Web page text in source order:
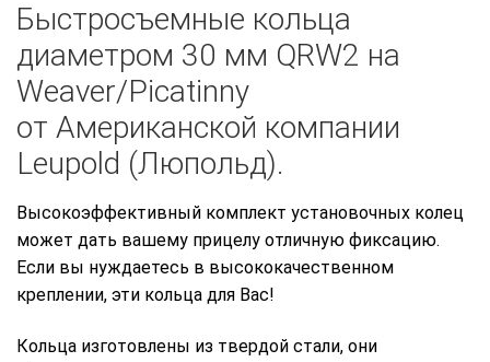
Быстросъемные кольца
диаметром 30 мм QRW2 на
Weaver/Picatinny
от Американской компании
Leupold (Люпольд).
Высокоэффективный комплект установочных колец
может дать вашему прицелу отличную фиксацию.
Если вы нуждаетесь в высококачественном
креплении, эти кольца для Вас!
Кольца изготовлены из твердой стали, они